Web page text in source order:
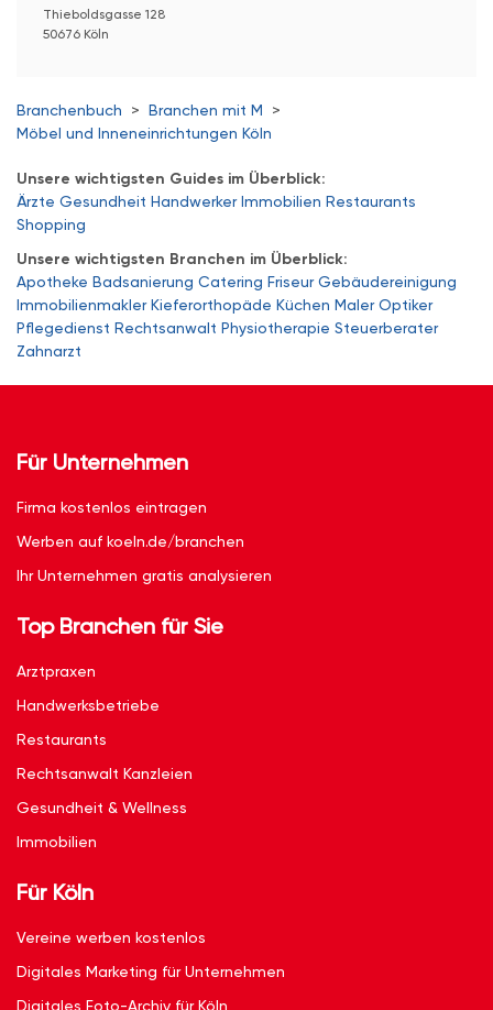
Thieboldsgasse 128
50676 Köln
Branchenbuch > Branchen mit M
>
Möbel und Inneneinrichtungen Köln
Unsere wichtigsten Guides im Überblick:
Ärzte Gesundheit Handwerker Immobilien Restaurants
Shopping
Unsere wichtigsten Branchen im Überblick:
Apotheke Badsanierung Catering Friseur Gebäudereinigung
Immobilienmakler Kieferorthopäde Küchen Maler Optiker
Pflegedienst Rechtsanwalt Physiotherapie Steuerberater
Zahnarzt
Für Unternehmen
Firma kostenlos eintragen
Werben auf koeln.de/branchen
Ihr Unternehmen gratis analysieren
Top Branchen für Sie
Arztpraxen
Handwerksbetriebe
Restaurants
Rechtsanwalt Kanzleien
Gesundheit & Wellness
Immobilien
Für Köln
Vereine werben kostenlos
Digitales Marketing für Unternehmen
Digitales Foto-Archiv für Köln